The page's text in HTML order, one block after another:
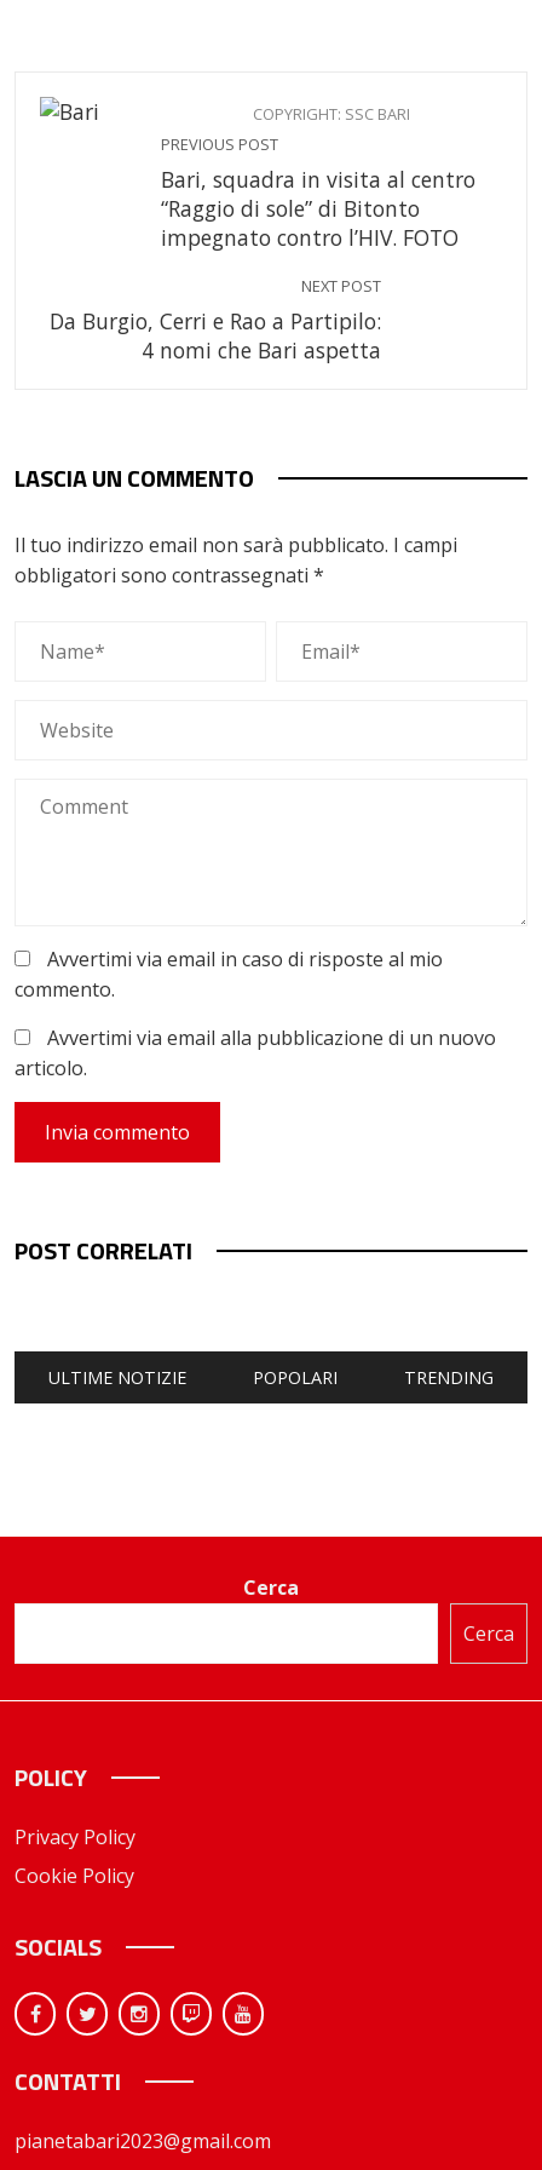
COPYRIGHT: SSC BARI
PREVIOUS POST
Bari, squadra in visita al centro
“Raggio di sole” di Bitonto
impegnato contro l’HIV. FOTO
NEXT POST
Da Burgio, Cerri e Rao a Partipilo:
4 nomi che Bari aspetta
LASCIA UN COMMENTO
Il tuo indirizzo email non sarà pubblicato. I campi
obbligatori sono contrassegnati *
Avvertimi via email in caso di risposte al mio
commento.
Avvertimi via email alla pubblicazione di un nuovo
articolo.
POST CORRELATI
ULTIME NOTIZIE POPOLARI TRENDING
Cerca
Cerca
POLICY
Privacy Policy
Cookie Policy
SOCIALS
CONTATTI
pianetabari2023@gmail.com